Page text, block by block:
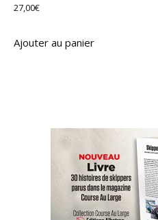
27,00€
Ajouter au panier